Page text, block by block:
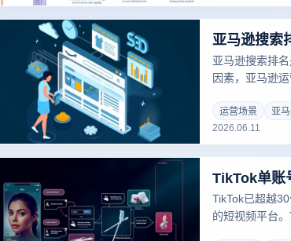
本文将为您深
亚马逊搜索排
因素，亚马逊
利位置。
运营场景 亚
2026.06.11
TikTok已超越
的短视频平台